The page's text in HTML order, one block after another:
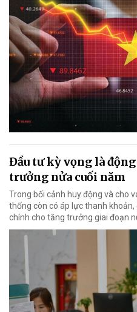
Đầu tư kỳ vọng là
trưởng nửa cuối năm
Trong bối cảnh huy động và cho
thống còn có áp lực thanh
chính cho tăng trưởng giai đoạn